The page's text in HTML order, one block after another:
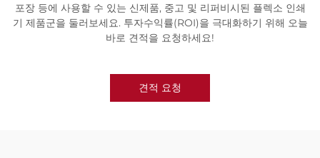
포장 등에 사용할 수 있는 신제품, 중고 및 리퍼비시된 플렉소 인쇄
기 제품군을 둘러보세요. 투자수익률(ROI)을 극대화하기 위해 오늘
바로 견적을 요청하세요!
견적 요청